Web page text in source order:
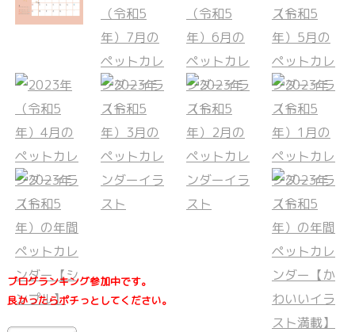
ブログランキング参加中です。
良かったらポチっとしてください。